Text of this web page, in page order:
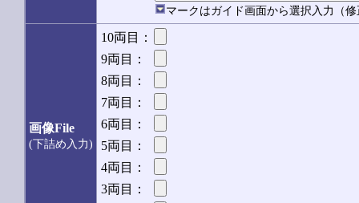
マークはガイド画面から選択入力（
画像File
(下詰め入力)
10両目：
9両目：
8両目：
7両目：
6両目：
5両目：
4両目：
3両目：